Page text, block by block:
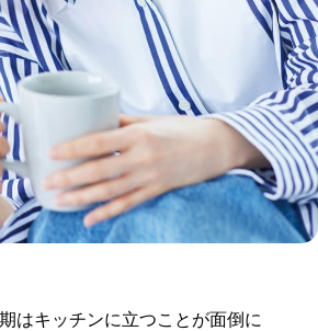
はキッチンに立つことが面倒に